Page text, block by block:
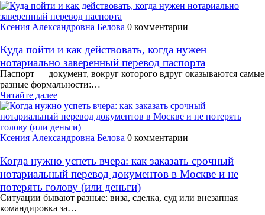
Ксения Александровна Белова 0 комментарии
Куда пойти и как действовать, когда нужен
нотариально заверенный перевод паспорта
Паспорт — документ, вокруг которого вдруг оказываются самые
разные формальности:…
Читайте далее
Ксения Александровна Белова 0 комментарии
Когда нужно успеть вчера: как заказать срочный
нотариальный перевод документов в Москве и не
потерять голову (или деньги)
Ситуации бывают разные: виза, сделка, суд или внезапная
командировка за…